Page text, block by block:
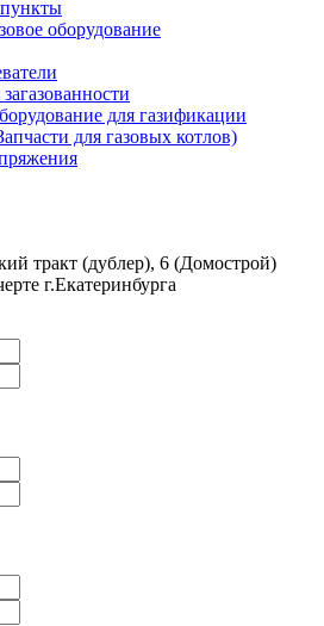
пункты
оборудование
для газификации
для газовых котлов)
тракт (дублер), 6 (Домострой)
г.Екатеринбурга